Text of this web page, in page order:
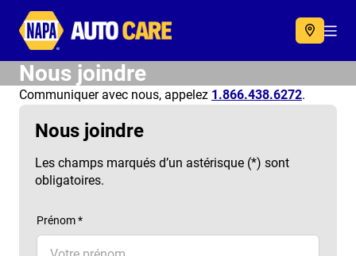
Autocare
Nous joindre
Communiquer avec nous, appelez 1.866.438.6272.
Nous joindre
Les champs marqués d’un astérisque (*) sont
obligatoires.
Prénom *